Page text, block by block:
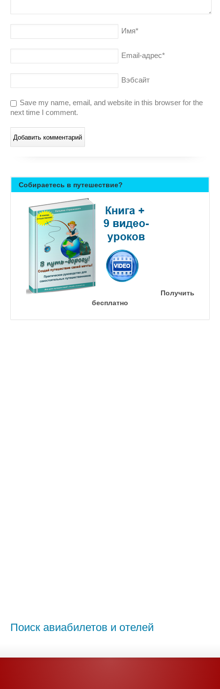
Имя*
Email-адрес*
Вэбсайт
Save my name, email, and website in this browser for the
next time I comment.
Собираетесь в путешествие?
Получить
бесплатно
Поиск авиабилетов и отелей